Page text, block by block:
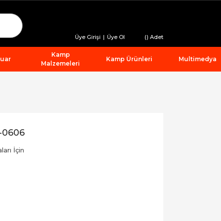
Üye Girişi | Üye Ol () Adet
Kamp
Malzemeleri
Kamp Ürünleri Multimedya
İçin